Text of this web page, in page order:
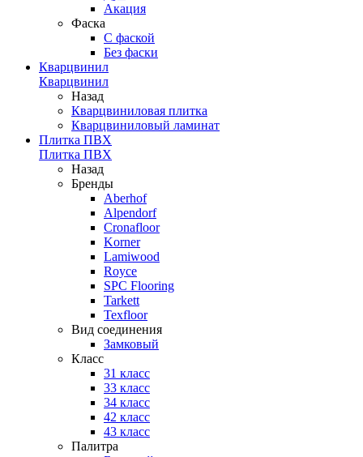
Акация
Фаска
С фаской
Без фаски
Кварцвинил
Кварцвинил
Назад
Кварцвиниловая плитка
Кварцвиниловый ламинат
Плитка ПВХ
Плитка ПВХ
Назад
Бренды
Aberhof
Alpendorf
Cronafloor
Korner
Lamiwood
Royce
SPC Flooring
Tarkett
Texfloor
Вид соединения
Замковый
Класс
31 класс
33 класс
34 класс
42 класс
43 класс
Палитра